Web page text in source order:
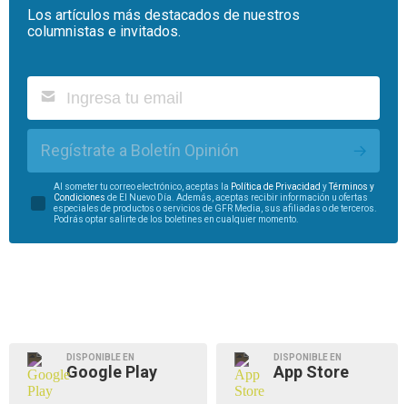
Los artículos más destacados de nuestros
columnistas e invitados.
Regístrate a Boletín Opinión
Al someter tu correo electrónico, aceptas la Política de Privacidad y
Términos y
Condiciones de El Nuevo Día. Además, aceptas recibir información u ofertas
especiales de productos o servicios de GFR Media, sus afiliadas o de terceros.
Podrás optar salirte de los boletines en cualquier momento.
DISPONIBLE EN
Google Play
DISPONIBLE EN
App Store